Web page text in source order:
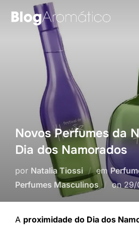
para
Novos Perfumes da
Dia dos Namorados
por Natalia Tiossi em
Perfumes Masculinos
on29/
A proximidade do Dia dos